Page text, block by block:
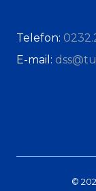
Telefon:
E-mail:
©